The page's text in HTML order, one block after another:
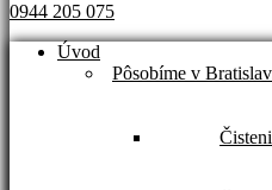
0944 205 075
Úvod
Pôsobíme v